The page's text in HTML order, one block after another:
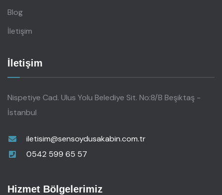
Blog
İletişim
İletişim
Nispetiye Cad. Ulus Yolu Belediye Sit. No:8/B Beşiktaş -
İstanbul
iletisim@sensoydusakabin.com.tr
0542 599 65 57
Hizmet Bölgelerimiz